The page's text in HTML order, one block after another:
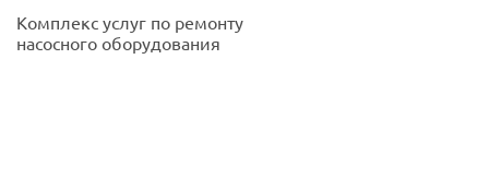
Комплекс услуг по ремонту
насосного оборудования